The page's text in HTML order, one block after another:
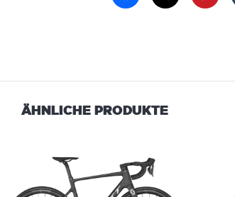
ÄHNLICHE PRODUKTE